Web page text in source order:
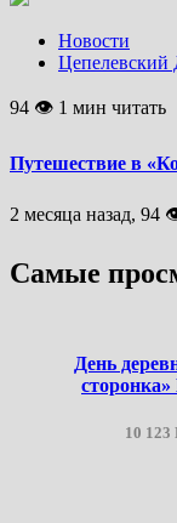
Новости
94 👁 1 мин читать
Путешествие в
2 месяца назад, 94
Самые
День
10 123